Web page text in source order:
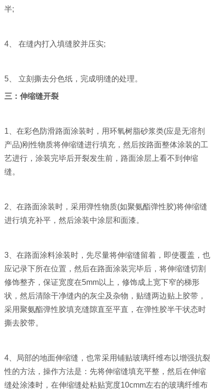
半;
4、 在缝内打入填缝胶并压实;
5、 立刻撕去分色纸，完成明缝的处理。
三：伸缩缝开裂
1、在彩色防滑路面涂装时，用环氧树脂砂浆类(应是无溶剂
产品)刚性物质将伸缩缝进行填充，然后按路面整体涂装的工
艺进行，涂装完毕后开裂发生前，路面涂层上看不到伸缩
缝。
2、在路面涂装时，采用弹性物质(如聚氨酯弹性胶)将伸缩缝
进行填充补平，然后涂装中涂层和面漆。
3、在路面涂料涂装时，先尽量将伸缩缝留着，即使覆盖，也
应记录下所在位置，然后在路面涂装完毕后，将伸缩缝切割
修饰整齐，保证宽度在5mm以上，修饰成上宽下窄的梯形
状，然后清除干净缝内的灰尘及杂物，贴缝两边贴上胶带，
采用聚氨酯弹性胶填充缝隙直至平直，在弹性胶半干状态时
撕去胶带。
4、局部的地面伸缩缝，也常采用铺贴玻璃纤维布以增强抗裂
性的方法，操作方法是：先将伸缩缝填充平整，然后在伸缩
缝处涂漆时，在伸缩缝处粘贴宽度10cmm左右的玻璃纤维布